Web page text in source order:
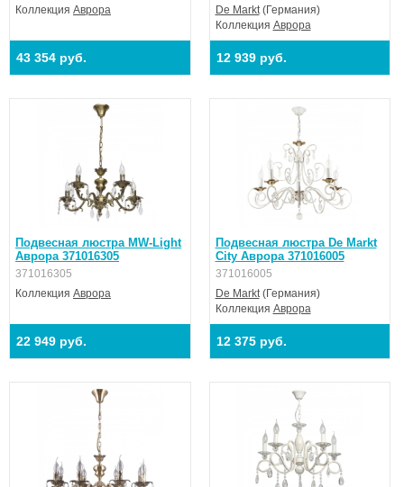
Коллекция Аврора
43 354 руб.
De Markt(Германия)
Коллекция Аврора
12 939 руб.
Подвесная люстра MW-Light
Аврора 371016305
371016305
Коллекция Аврора
22 949 руб.
Подвесная люстра De Markt
City Аврора 371016005
371016005
De Markt(Германия)
Коллекция Аврора
12 375 руб.